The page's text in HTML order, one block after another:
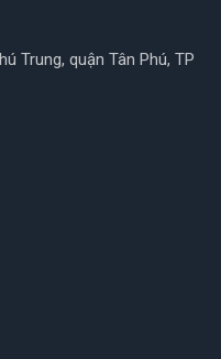
Trung, quận Tân Phú, TP